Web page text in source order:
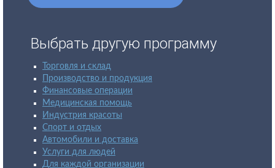
Выбрать другую программу
Торговля и склад
Производство и продукция
Финансовые операции
Медицинская помощь
Индустрия красоты
Спорт и отдых
Автомобили и доставка
Услуги для людей
Для каждой организации